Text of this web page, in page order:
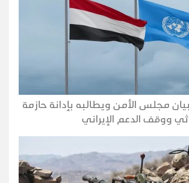
مجلس الأمن ويطالبه بإدانة حازمة
ووقف الدعم الإيراني